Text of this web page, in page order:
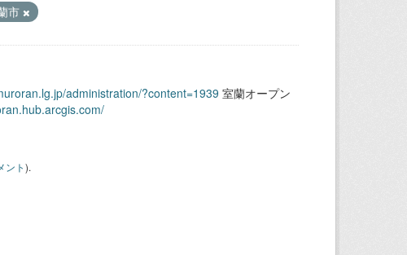
市
administration/?content=1939 室蘭オープン
ント).